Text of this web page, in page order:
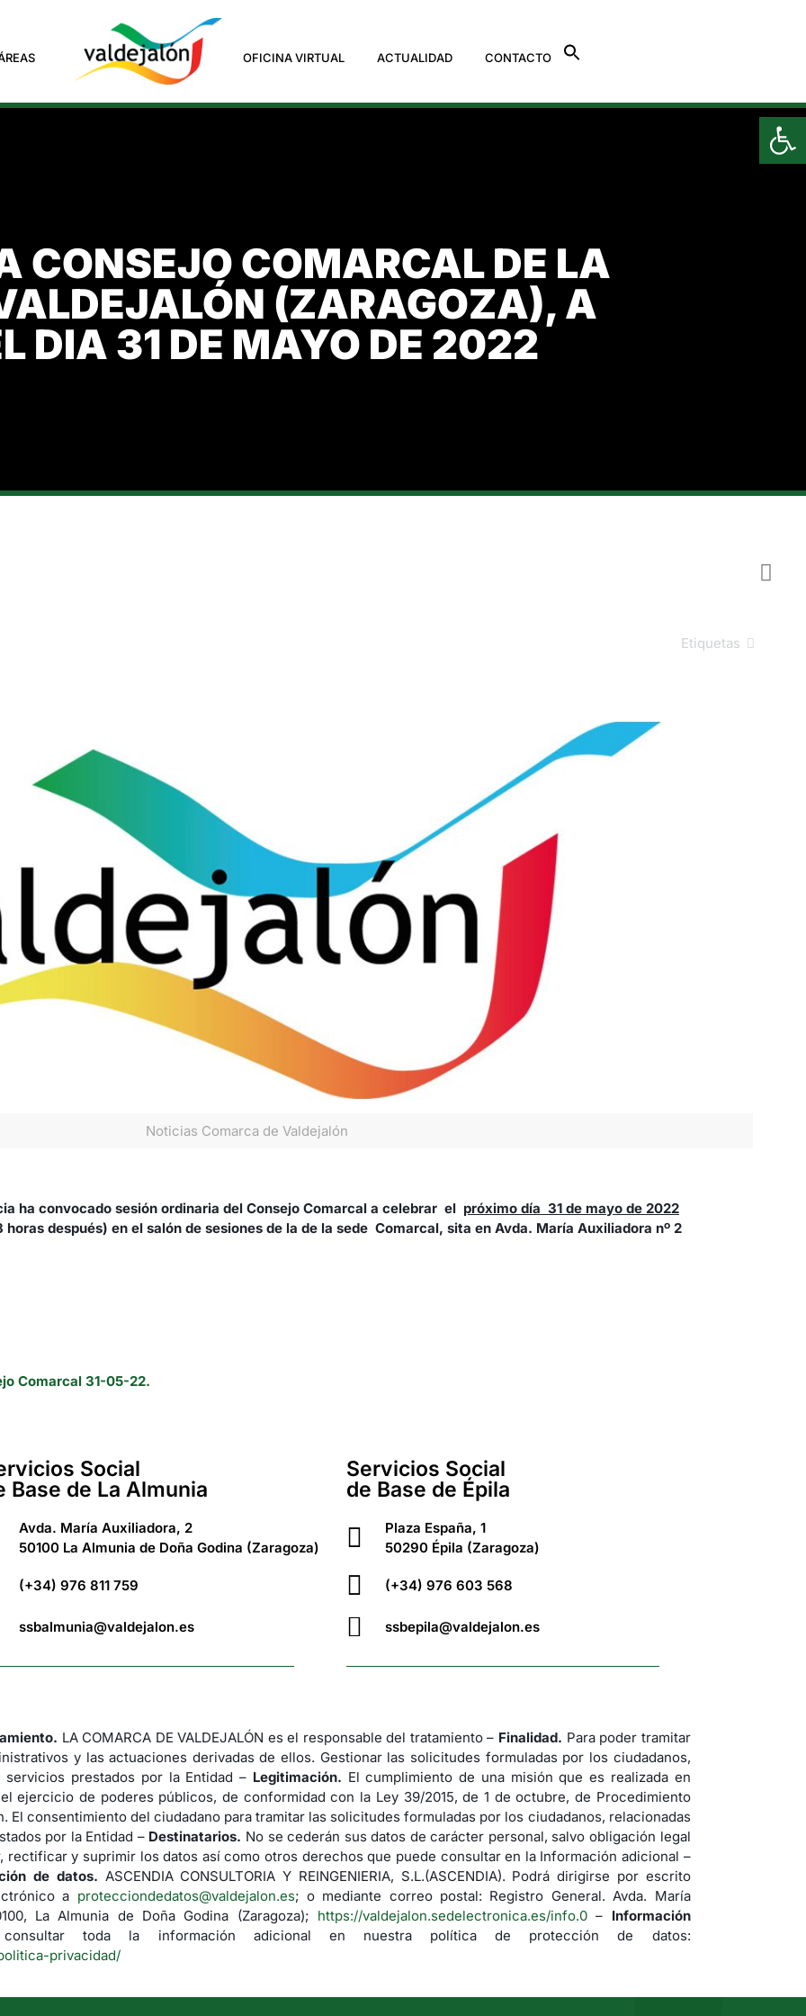
OFICINA VIRTUAL ACTUALIDAD CONTACTO
CONSEJO COMARCAL DE LA
(ZARAGOZA), A
DIA 31 DE MAYO DE 2022
Etiquetas
Noticias Comarca de Valdejalón
ha convocado sesión ordinaria del Consejo Comarcal a celebrar el próximo día 31 de mayo de 2022
después) en el salón de sesiones de la de la sede Comarcal, sita en Avda. María Auxiliadora nº 2
Comarcal 31-05-22.
Social
Base de La Almunia
Avda. María Auxiliadora, 2
50100 La Almunia de Doña Godina (Zaragoza)
(+34) 976 811 759
ssbalmunia@valdejalon.es
Servicios Social
de Base de Épila
Plaza España, 1
50290 Épila (Zaragoza)
(+34) 976 603 568
ssbepila@valdejalon.es
LA COMARCA DE VALDEJALÓN es el responsable del tratamiento – Finalidad. Para poder tramitar
y las actuaciones derivadas de ellos. Gestionar las solicitudes formuladas por los ciudadanos,
servicios prestados por la Entidad – Legitimación. El cumplimiento de una misión que es realizada en
ejercicio de poderes públicos, de conformidad con la Ley 39/2015, de 1 de octubre, de Procedimiento
El consentimiento del ciudadano para tramitar las solicitudes formuladas por los ciudadanos, relacionadas
por la Entidad – Destinatarios. No se cederán sus datos de carácter personal, salvo obligación legal
rectificar y suprimir los datos así como otros derechos que puede consultar en la Información adicional –
de datos. ASCENDIA CONSULTORIA Y REINGENIERIA, S.L.(ASCENDIA). Podrá dirigirse por escrito
a protecciondedatos@valdejalon.es; o mediante correo postal: Registro General. Avda. María
La Almunia de Doña Godina (Zaragoza); https://valdejalon.sedelectronica.es/info.0– Información
toda la información adicional en nuestra política de protección de datos:
privacidad/